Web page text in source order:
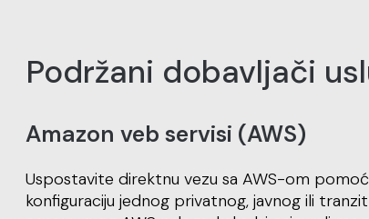
Podržani dobavljači
Amazon veb servisi (AWS)
Uspostavite direktnu vezu sa AWS-om
konfiguraciju jednog privatnog, javnog ili